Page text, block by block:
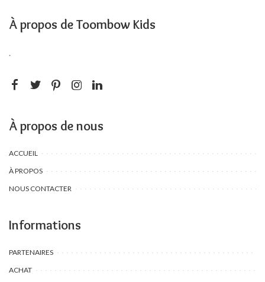
À propos de Toombow Kids
.
À propos de nous
ACCUEIL
À PROPOS
NOUS CONTACTER
Informations
PARTENAIRES
ACHAT